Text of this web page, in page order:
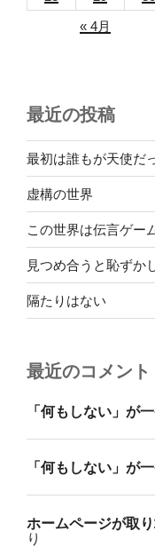
« 4月
最近の投稿
最初は誰もが天使だ
虚構の世界
この世界は伝言ゲー
見つめ合うと恥ずか
隔たりはない
最近のコメント
「何もしない」が
「何もしない」が
ホームページが取
り